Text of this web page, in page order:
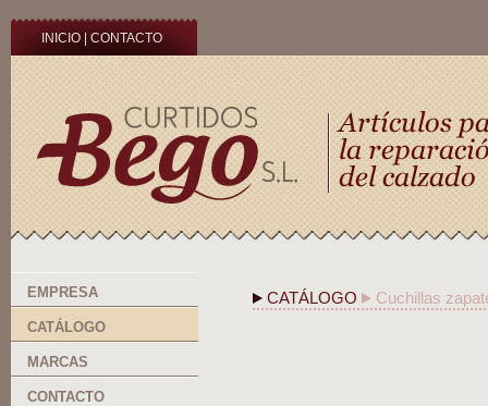
INICIO CONTACTO
EMPRESA
CATÁLOGO
MARCAS
CONTACTO
CATÁLOGO Cuchillas